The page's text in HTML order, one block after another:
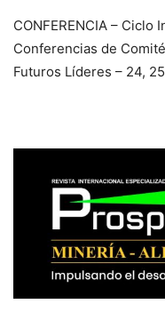
CONFERENCIA – Ciclo
Conferencias de
Futuros Líderes – 24,